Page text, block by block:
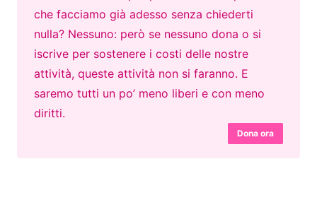
che facciamo già adesso senza chiederti
nulla? Nessuno: però se nessuno dona o si
iscrive per sostenere i costi delle nostre
attività, queste attività non si faranno. E
saremo tutti un po’ meno liberi e con meno
diritti.
Dona ora